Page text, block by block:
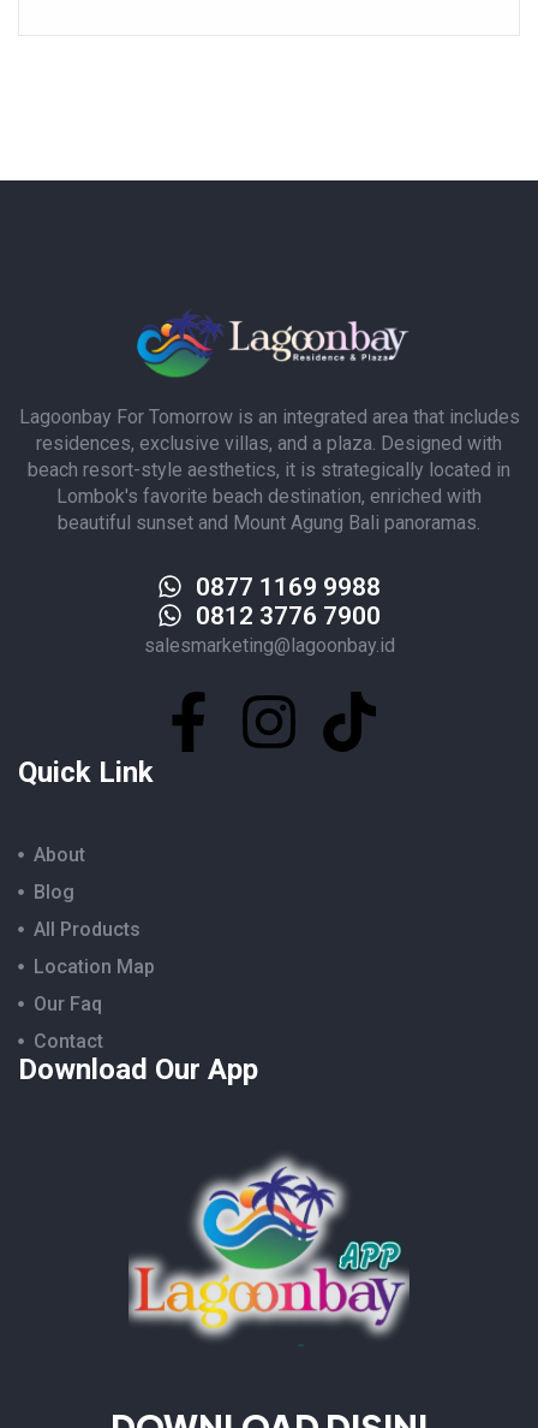
Lagoonbay For Tomorrow is an integrated area that includes
residences, exclusive villas, and a plaza. Designed with
beach resort-style aesthetics, it is strategically located in
Lombok's favorite beach destination, enriched with
beautiful sunset and Mount Agung Bali panoramas.
0877 1169 9988
0812 3776 7900
salesmarketing@lagoonbay.id
Quick Link
About
Blog
All Products
Location Map
Our Faq
Contact
Download Our App